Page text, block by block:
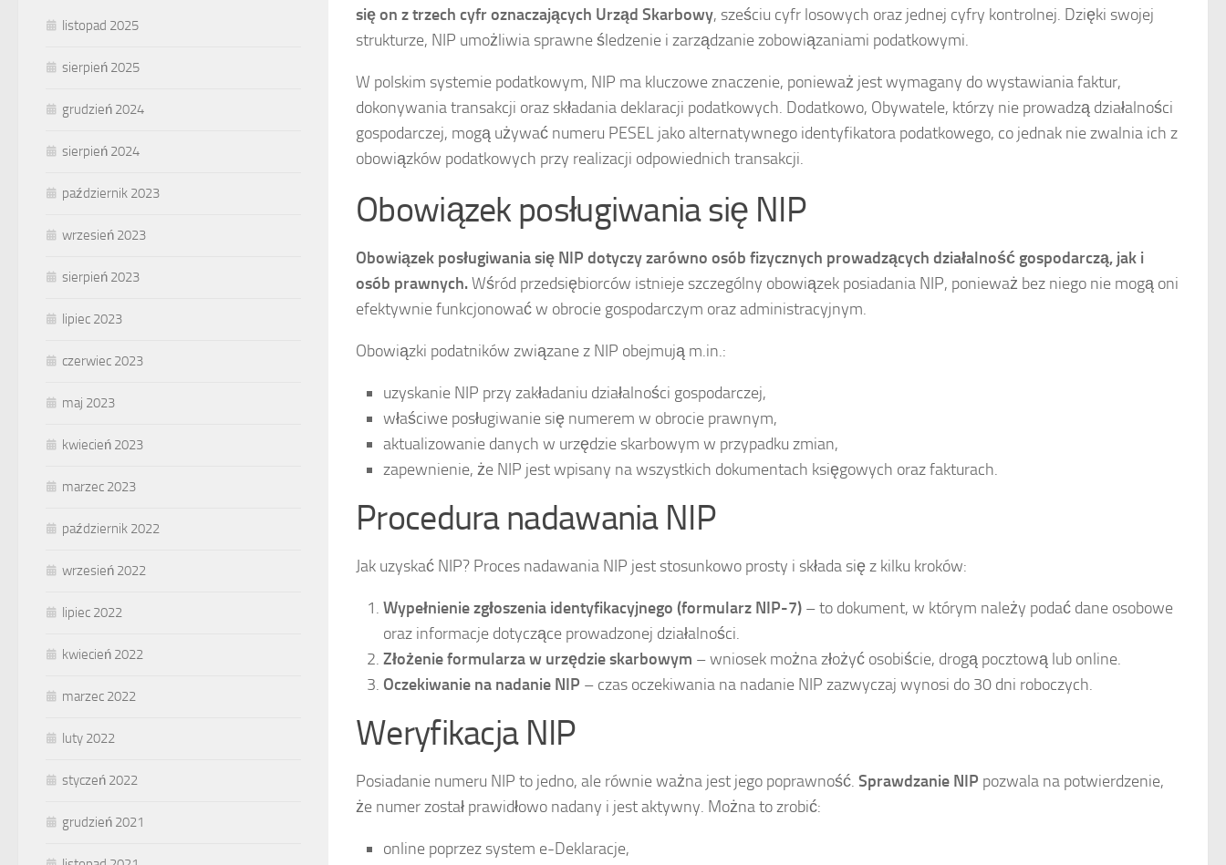
się on z trzech cyfr oznaczających Urząd Skarbowy, sześciu cyfr losowych oraz jednej cyfry kontrolnej. Dzięki swojej
strukturze, NIP umożliwia sprawne śledzenie i zarządzanie zobowiązaniami podatkowymi.
W polskim systemie podatkowym, NIP ma kluczowe znaczenie, ponieważ jest wymagany do wystawiania faktur,
dokonywania transakcji oraz składania deklaracji podatkowych. Dodatkowo, Obywatele, którzy nie prowadzą działalności
gospodarczej, mogą używać numeru PESEL jako alternatywnego identyfikatora podatkowego, co jednak nie zwalnia ich z
obowiązków podatkowych przy realizacji odpowiednich transakcji.
Obowiązek posługiwania się NIP
Obowiązek posługiwania się NIP dotyczy zarówno osób fizycznych prowadzących działalność gospodarczą, jak i
osób prawnych.Wśród przedsiębiorców istnieje szczególny obowiązek posiadania NIP, ponieważ bez niego nie mogą oni
efektywnie funkcjonować w obrocie gospodarczym oraz administracyjnym.
Obowiązki podatników związane z NIP obejmują m.in.:
uzyskanie NIP przy zakładaniu działalności gospodarczej,
właściwe posługiwanie się numerem w obrocie prawnym,
aktualizowanie danych w urzędzie skarbowym w przypadku zmian,
zapewnienie, że NIP jest wpisany na wszystkich dokumentach księgowych oraz fakturach.
Procedura nadawania NIP
Jak uzyskać NIP? Proces nadawania NIP jest stosunkowo prosty i składa się z kilku kroków:
Wypełnienie zgłoszenia identyfikacyjnego (formularz NIP-7) – to dokument, w którym należy podać dane osobowe
oraz informacje dotyczące prowadzonej działalności.
Złożenie formularza w urzędzie skarbowym – wniosek można złożyć osobiście, drogą pocztową lub online.
Oczekiwanie na nadanie NIP – czas oczekiwania na nadanie NIP zazwyczaj wynosi do 30 dni roboczych.
Weryfikacja NIP
Posiadanie numeru NIP to jedno, ale równie ważna jest jego poprawność. Sprawdzanie NIP pozwala na potwierdzenie,
że numer został prawidłowo nadany i jest aktywny. Można to zrobić:
online poprzez system e-Deklaracje,
listopad 2025
sierpień 2025
grudzień 2024
sierpień 2024
październik 2023
wrzesień 2023
sierpień 2023
lipiec 2023
czerwiec 2023
maj 2023
kwiecień 2023
marzec 2023
październik 2022
wrzesień 2022
lipiec 2022
kwiecień 2022
marzec 2022
luty 2022
styczeń 2022
grudzień 2021